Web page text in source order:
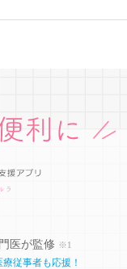
医が監修 ※1
従事者も応援！